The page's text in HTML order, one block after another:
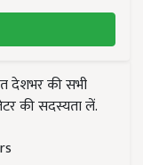
देशभर की सभी
की सदस्यता लें.